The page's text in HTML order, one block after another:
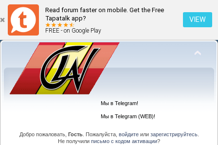
Read forum faster on mobile. Get the Free
Tapatalk app?
FREE - on Google Play
VIEW
Мы в Telegram!
Мы в Telegram (WEB)!
Добро пожаловать, Гость. Пожалуйста, войдитеили зарегистрируйтесь.
Не получили письмо с кодом активации?